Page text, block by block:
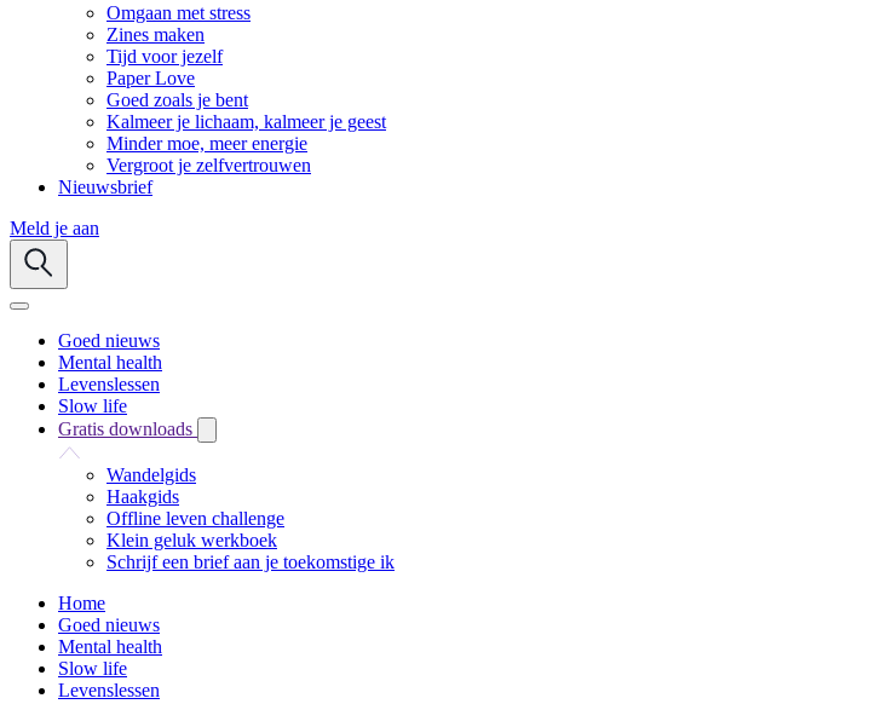
Omgaan met stress
Zines maken
Tijd voor jezelf
Paper Love
Goed zoals je bent
Kalmeer je lichaam, kalmeer je geest
Minder moe, meer energie
Vergroot je zelfvertrouwen
Nieuwsbrief
Meld je aan
Goed nieuws
Mental health
Levenslessen
Slow life
Gratis downloads
Wandelgids
Haakgids
Offline leven challenge
Klein geluk werkboek
Schrijf een brief aan je toekomstige ik
Home
Goed nieuws
Mental health
Slow life
Levenslessen